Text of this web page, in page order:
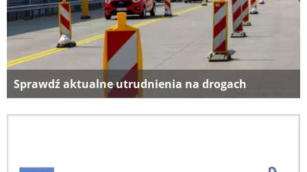
Sprawdź aktualne utrudnienia na drogach